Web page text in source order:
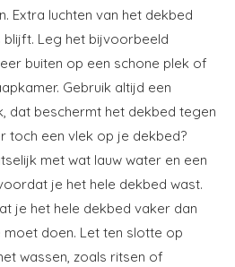
Extra luchten van het dekbed
Leg het bijvoorbeeld
buiten op een schone plek of
Gebruik altijd een
dat beschermt het dekbed tegen
toch een vlek op je dekbed?
met wat lauw water en een
je het hele dekbed wast.
je het hele dekbed vaker dan
moet doen. Let ten slotte op
wassen, zoals ritsen of